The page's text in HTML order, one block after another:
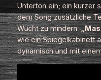
Unterton ein; ein kurzer
dem Song zusätzliche
Wucht zu mindern.
wie ein Spiegelkabinett
dynamisch und mit